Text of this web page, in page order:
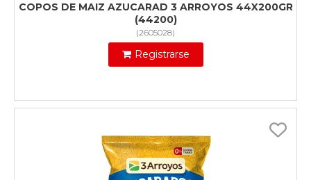
COPOS DE MAIZ AZUCARAD 3 ARROYOS 44X200GR
(44200)
(2605028)
Registrarse